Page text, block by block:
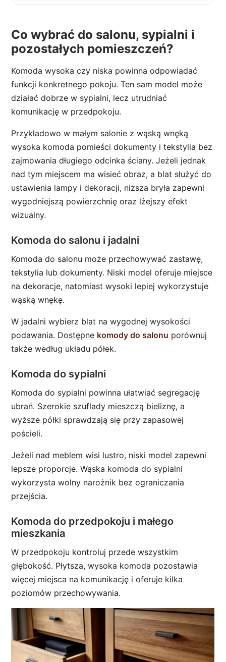
Co wybrać do salonu, sypialni i
pozostałych pomieszczeń?
Komoda wysoka czy niska powinna odpowiadać
funkcji konkretnego pokoju. Ten sam model może
działać dobrze w sypialni, lecz utrudniać
komunikację w przedpokoju.
Przykładowo w małym salonie z wąską wnęką
wysoka komoda pomieści dokumenty i tekstylia bez
zajmowania długiego odcinka ściany. Jeżeli jednak
nad tym miejscem ma wisieć obraz, a blat służyć do
ustawienia lampy i dekoracji, niższa bryła zapewni
wygodniejszą powierzchnię oraz lżejszy efekt
wizualny.
Komoda do salonu i jadalni
Komoda do salonu może przechowywać zastawę,
tekstylia lub dokumenty. Niski model oferuje miejsce
na dekoracje, natomiast wysoki lepiej wykorzystuje
wąską wnękę.
W jadalni wybierz blat na wygodnej wysokości
podawania. Dostępne komody do salonu porównuj
także według układu półek.
Komoda do sypialni
Komoda do sypialni powinna ułatwiać segregację
ubrań. Szerokie szuflady mieszczą bieliznę, a
wyższe półki sprawdzają się przy zapasowej
pościeli.
Jeżeli nad meblem wisi lustro, niski model zapewni
lepsze proporcje. Wąska komoda do sypialni
wykorzysta wolny narożnik bez ograniczania
przejścia.
Komoda do przedpokoju i małego
mieszkania
W przedpokoju kontroluj przede wszystkim
głębokość. Płytsza, wysoka komoda pozostawia
więcej miejsca na komunikację i oferuje kilka
poziomów przechowywania.